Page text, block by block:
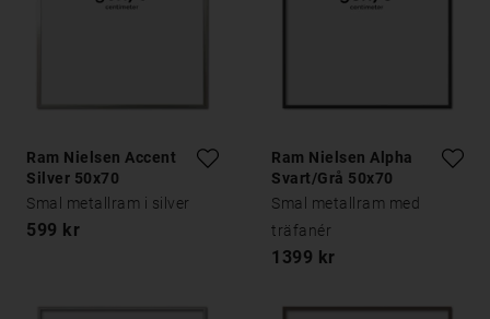
Ram Nielsen Accent
Silver 50x70
Smal metallram i silver
599 kr
Ram Nielsen Alpha
Svart/Grå 50x70
Smal metallram med
träfanér
1399 kr